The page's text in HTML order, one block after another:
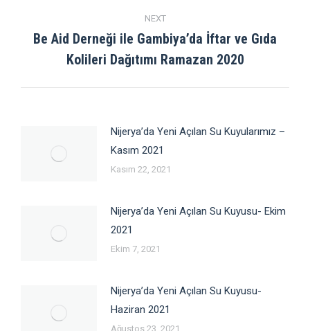
NEXT
Next
post:
Be Aid Derneği ile Gambiya’da İftar ve Gıda
Kolileri Dağıtımı Ramazan 2020
Nijerya’da Yeni Açılan Su Kuyularımız –
Kasım 2021
Kasım 22, 2021
Nijerya’da Yeni Açılan Su Kuyusu- Ekim
2021
Ekim 7, 2021
Nijerya’da Yeni Açılan Su Kuyusu-
Haziran 2021
Ağustos 23, 2021